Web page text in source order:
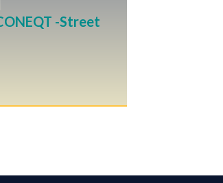
-Street